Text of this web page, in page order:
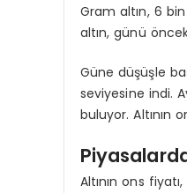
Gram altın, 6
altın, günü
Güne düşüşle
seviyesine indi.
buluyor. Altının
Altının ons